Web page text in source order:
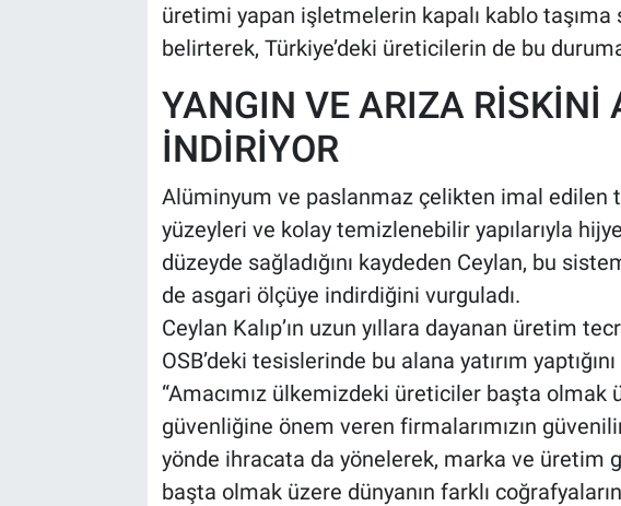
üretimi yapan işletmelerin kapalı kablo
belirterek, Türkiye’deki üreticilerin de bu
YANGIN VE ARIZA RİSKİNİ
İNDİRİYOR
Alüminyum ve paslanmaz çelikten imal edilen
yüzeyleri ve kolay temizlenebilir yapılarıyla
düzeyde sağladığını kaydeden Ceylan, bu
de asgari ölçüye indirdiğini vurguladı.
Ceylan Kalıp’ın uzun yıllara dayanan üretim
OSB’deki tesislerinde bu alana yatırım
“Amacımız ülkemizdeki üreticiler başta olmak
güvenliğine önem veren firmalarımızın
yönde ihracata da yönelerek, marka ve üretim
başta olmak üzere dünyanın farklı